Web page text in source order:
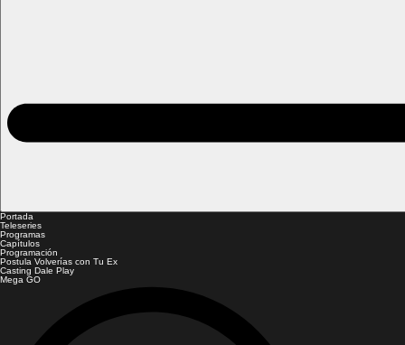
Portada
Teleseries
Programas
Capítulos
Programación
Postula Volverías con Tu Ex
Casting Dale Play
Mega GO